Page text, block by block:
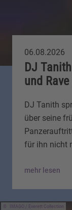
06.08.2026
DJ
und
DJ Tanith
über seine
für ihn nicht
mehr lesen
IMAGO / Everett Collection